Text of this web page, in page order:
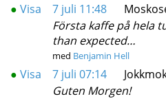
● Visa 7 juli 11:48
Första kaffe på hela
than expected…
med Benjamin Hell
● Visa 7 juli 07:14
Guten Morgen!